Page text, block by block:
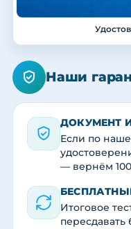
Наши
ДОКУМЕНТ
Если по
— вернём
Итоговое
пересдавать